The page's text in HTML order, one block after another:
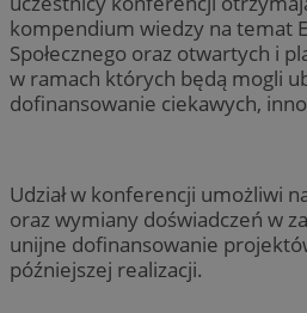
kompendium wiedzy na temat
Społecznego oraz otwartych i
w ramach których będą mogli
dofinansowanie ciekawych,
Udział w konferencji umożliwi
oraz wymiany doświadczeń w
unijne dofinansowanie
późniejszej realizacji.